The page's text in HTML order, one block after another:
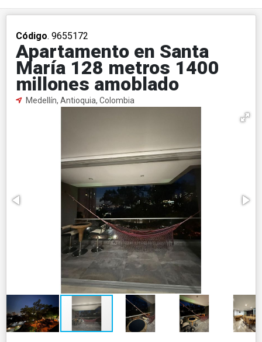
Código. 9655172
Apartamento en Santa
María 128 metros 1400
millones amoblado
Medellín, Antioquia, Colombia